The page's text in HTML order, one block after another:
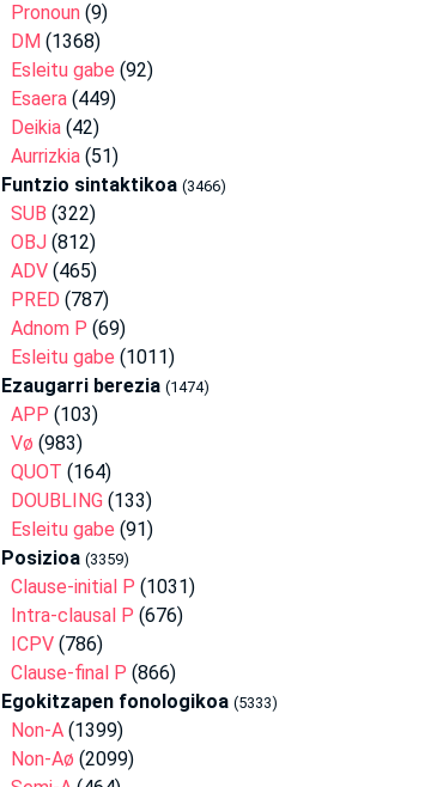
Pronoun (9)
DM (1368)
Esleitu gabe (92)
Esaera (449)
Deikia (42)
Aurrizkia (51)
Funtzio sintaktikoa (3466)
SUB (322)
OBJ (812)
ADV (465)
PRED (787)
Adnom P (69)
Esleitu gabe (1011)
Ezaugarri berezia (1474)
APP (103)
Vø (983)
QUOT (164)
DOUBLING (133)
Esleitu gabe (91)
Posizioa (3359)
Clause-initial P (1031)
Intra-clausal P (676)
ICPV (786)
Clause-final P (866)
Egokitzapen fonologikoa (5333)
Non-A (1399)
Non-Aø (2099)